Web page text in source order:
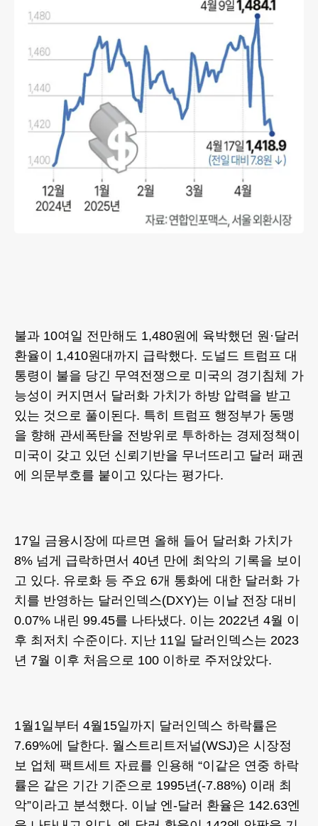
불과 10여일 전만해도 1,480원에 육박했던 원·달러
환율이 1,410원대까지 급락했다. 도널드 트럼프 대
통령이 불을 당긴 무역전쟁으로 미국의 경기침체 가
능성이 커지면서 달러화 가치가 하방 압력을 받고
있는 것으로 풀이된다. 특히 트럼프 행정부가 동맹
을 향해 관세폭탄을 전방위로 투하하는 경제정책이
미국이 갖고 있던 신뢰기반을 무너뜨리고 달러 패권
에 의문부호를 붙이고 있다는 평가다.
17일 금융시장에 따르면 올해 들어 달러화 가치가
8% 넘게 급락하면서 40년 만에 최악의 기록을 보이
고 있다. 유로화 등 주요 6개 통화에 대한 달러화 가
치를 반영하는 달러인덱스(DXY)는 이날 전장 대비
0.07% 내린 99.45를 나타냈다. 이는 2022년 4월 이
후 최저치 수준이다. 지난 11일 달러인덱스는 2023
년 7월 이후 처음으로 100 이하로 주저앉았다.
1월1일부터 4월15일까지 달러인덱스 하락률은
7.69%에 달한다. 월스트리트저널(WSJ)은 시장정
보 업체 팩트세트 자료를 인용해 “이같은 연중 하락
률은 같은 기간 기준으로 1995년(-7.88%) 이래 최
악”이라고 분석했다. 이날 엔-달러 환율은 142.63엔